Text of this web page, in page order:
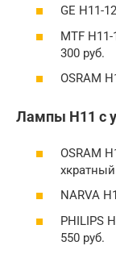
GE H11-
MTF
300 руб.
OSRAM
Лампы H11 с
OSRAM
хкратный
NARVA
PHILIPS
550 руб.